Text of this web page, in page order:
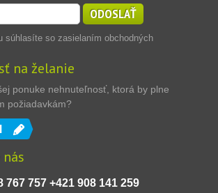
ODOSLAŤ
súhlasíte so zasielaním obchodných
na želanie
ponuke nehnuteľnosť, ktorá by plne
požiadavkám?
767 757 +421 908 141 259